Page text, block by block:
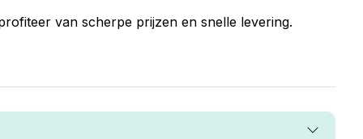
van scherpe prijzen en snelle levering.